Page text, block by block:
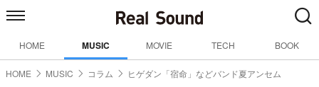
HOME MUSIC MOVIE TECH BOOK
HOME MUSIC コラム ヒゲダン「宿命」などバンド夏アンセム